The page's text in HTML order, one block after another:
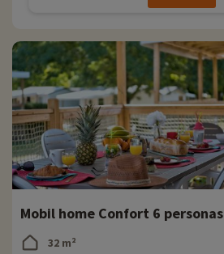
Mobil home Confort 6 personas
32 m²